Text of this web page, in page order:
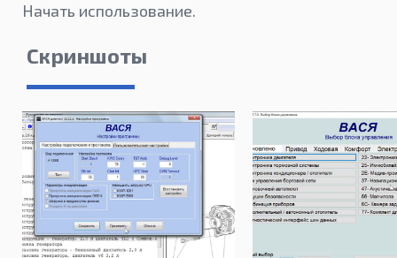
Начать использование.
Скриншоты